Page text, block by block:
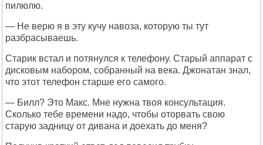
пилюлю.
— Не верю я в эту кучу навоза, которую ты тут
разбрасываешь.
Старик встал и потянулся к телефону. Старый аппарат с
дисковым набором, собранный на века. Джонатан знал,
что этот телефон старше его самого.
— Билл? Это Макс. Мне нужна твоя консультация.
Сколько тебе времени надо, чтобы оторвать свою
старую задницу от дивана и доехать до меня?